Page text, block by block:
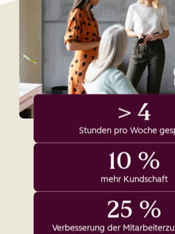
> 4
Stunden pro Woche
10 %
mehr Kundschaft
25 %
Verbesserung der